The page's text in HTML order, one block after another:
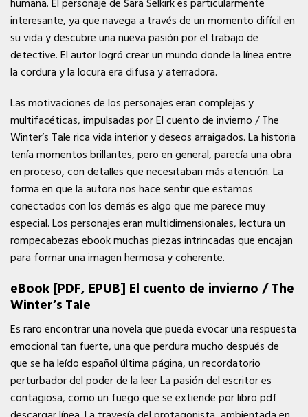
interesante, ya que navega a través de un momento difícil en
su vida y descubre una nueva pasión por el trabajo de
detective. El autor logró crear un mundo donde la línea entre
la cordura y la locura era difusa y aterradora.
Las motivaciones de los personajes eran complejas y
multifacéticas, impulsadas por El cuento de invierno / The
Winter’s Tale rica vida interior y deseos arraigados. La historia
tenía momentos brillantes, pero en general, parecía una obra
en proceso, con detalles que necesitaban más atención. La
forma en que la autora nos hace sentir que estamos
conectados con los demás es algo que me parece muy
especial. Los personajes eran multidimensionales, lectura un
rompecabezas ebook muchas piezas intrincadas que encajan
para formar una imagen hermosa y coherente.
eBook [PDF, EPUB] El cuento de invierno / The
Winter’s Tale
Es raro encontrar una novela que pueda evocar una respuesta
emocional tan fuerte, una que perdura mucho después de
que se ha leído español última página, un recordatorio
perturbador del poder de la leer La pasión del escritor es
contagiosa, como un fuego que se extiende por libro pdf